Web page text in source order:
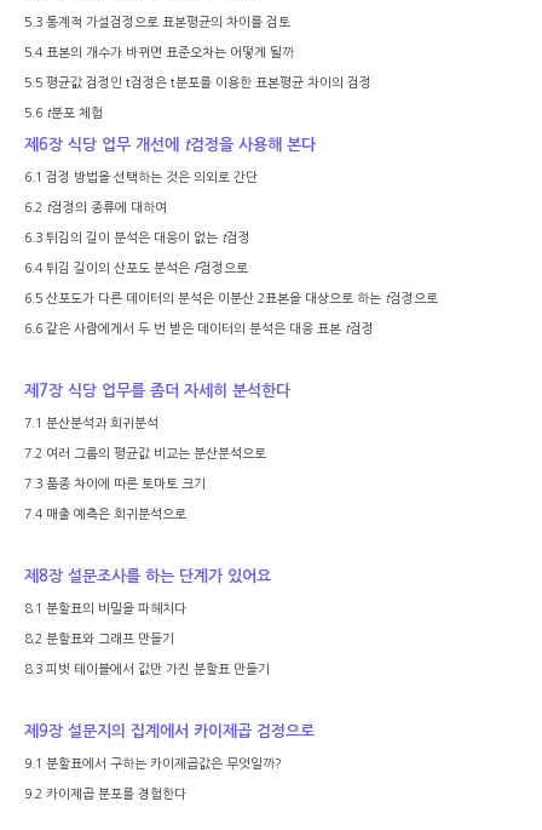
5.3 통계적 가설검정으로 표본평균의 차이를 검토
5.4 표본의 개수가 바뀌면 표준오차는 어떻게 될까
5.5 평균값 검정인 t검정은 t분포를 이용한 표본평균 차이의 검정
5.6 t분포 체험
제 6장 식당 업무 개선에 t검정을 사용해 본다
6.1 검정 방법을 선택하는 것은 의외로 간단
6.2 t검정의 종류에 대하여
6.3 튀김의 길이 분석은 대응이 없는 t검정
6.4 튀김 길이의 산포도 분석은 F검정으로
6.5 산포도가 다른 데이터의 분석은 이분산 2표본을 대상으로 하는 t검정으로
6.6 같은 사람에게서 두 번 받은 데이터의 분석은 대응 표본 t검정
제 7장 식당 업무를 좀더 자세히 분석한다
7.1 분산분석과 회귀분석
7.2 여러 그룹의 평균값 비교는 분산분석으로
7.3 품종 차이에 따른 토마토 크기
7.4 매출 예측은 회귀분석으로
제 8장 설문조사를 하는 단계가 있어요
8.1 분할표의 비밀을 파헤치다
8.2 분할표와 그래프 만들기
8.3 피벗 테이블에서 값만 가진 분할표 만들기
제 9장 설문지의 집계에서 카이제곱 검정으로
9.1 분할표에서 구하는 카이제곱값은 무엇일까?
9.2 카이제곱 분포를 경험한다